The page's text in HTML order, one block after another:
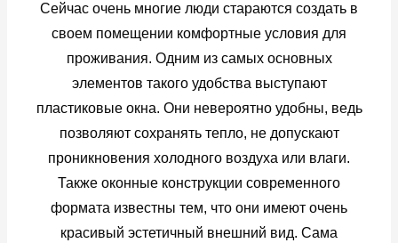
Сейчас очень многие люди стараются создать в
своем помещении комфортные условия для
проживания. Одним из самых основных
элементов такого удобства выступают
пластиковые окна. Они невероятно удобны, ведь
позволяют сохранять тепло, не допускают
проникновения холодного воздуха или влаги.
Также оконные конструкции современного
формата известны тем, что они имеют очень
красивый эстетичный внешний вид. Сама